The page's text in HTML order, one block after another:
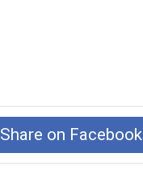
Share on Facebook